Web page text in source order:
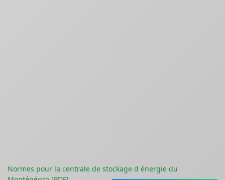
Normes pour la centrale de stockage d énergie du